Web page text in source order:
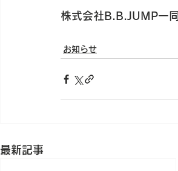
株式会社B.B.JUMP一同
お知らせ
最新記事